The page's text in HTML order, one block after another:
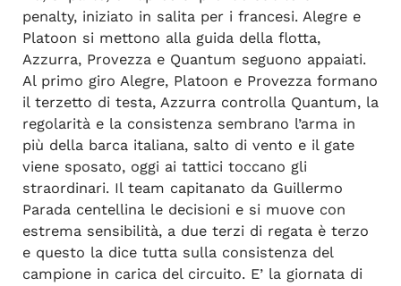
penalty, iniziato in salita per i francesi. Alegre e
Platoon si mettono alla guida della flotta,
Azzurra, Provezza e Quantum seguono appaiati.
Al primo giro Alegre, Platoon e Provezza formano
il terzetto di testa, Azzurra controlla Quantum, la
regolarità e la consistenza sembrano l’arma in
più della barca italiana, salto di vento e il gate
viene sposato, oggi ai tattici toccano gli
straordinari. Il team capitanato da Guillermo
Parada centellina le decisioni e si muove con
estrema sensibilità, a due terzi di regata è terzo
e questo la dice tutta sulla consistenza del
campione in carica del circuito. E’ la giornata di